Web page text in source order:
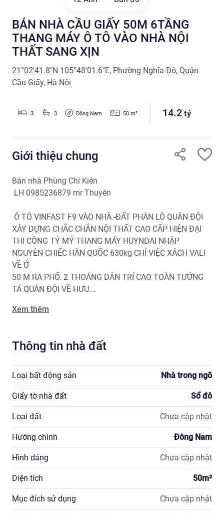
BÁN NHÀ CẦU GIẤY 50M 6TẦNG
THANG MÁY Ô TÔ VÀO NHÀ NỘI
THẤT SANG XỊN
21°02'41.8"N 105°48'01.6"E, Phường Nghĩa Đô, Quận
Cầu Giấy, Hà Nội
3 3 Đông Nam 50m² 14.2tỷ
Giới thiệu chung
Bán nhà Phùng Chí Kiên
LH 0985236879 mr Thuyên
Ô TÔ VINFAST F9 VÀO NHÀ -ĐẤT PHÂN LÔ QUÂN ĐỘI
XÂY DỰNG CHẮC CHẮN NỘI THẤT CAO CẤP HIỆN ĐẠI
THI CÔNG TỶ MỶ THANG MÁY HUYNDAI NHẬP
NGUYÊN CHIẾC HÀN QUỐC 630kg CHỈ VIỆC XÁCH VALI
VỀ Ở
50 M RA PHỐ. 2 THOÁNG DÂN TRÍ CAO TOÀN TƯỚNG
TÁ QUÂN ĐỘI VỀ HƯU.
TẦNG 1 : GARA XE 7 CHỖ +KHÁCH +WC
TẦNG 4: 1 NGỦ , WC THÔNG SÀN
TẦNG 6: PHÒNG THỜ, VƯỜN HOA
BẾP NƯỚNG BBQ, CAFE NGẮM TRĂNG, XEM PHÁO
HOA... VIEW CAO NHẤT KHU VỰC VĨNH VIỄN
SỔ ĐỎ NỞ HẬU CHÍNH CHỦ GIAO DỊCH NGAY. ĐẦU TƯ,
MUA Ở QUÁ HỢP LÝ
Xem thêm
Thông tin nhà đất
Loại bất động sản Nhà trong ngõ
Giấy tờ nhà đất Sổ đỏ
Loại đất Chưa cập nhật
Hướng chính Đông Nam
Hình dáng Chưa cập nhật
Diện tích 50m²
Mục đích sử dụng Chưa cập nhật